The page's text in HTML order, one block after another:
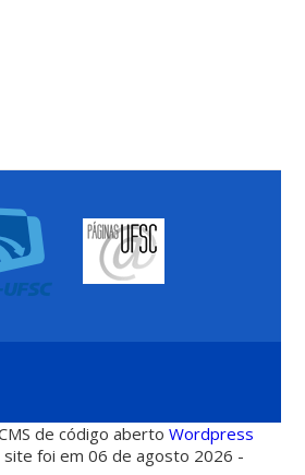
de código abertoWordpress
site foi em 06 de agosto 2026 -